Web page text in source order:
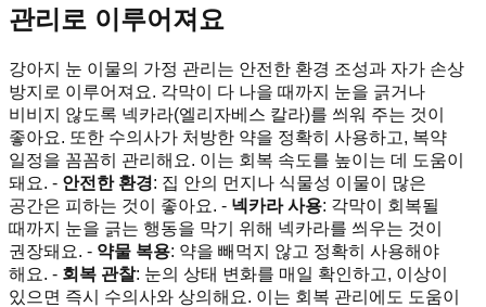
관리로 이루어져요
강아지 눈 이물의 가정 관리는 안전한 환경 조성과 자가 손상
방지로 이루어져요. 각막이 다 나을 때까지 눈을 긁거나
비비지 않도록 넥카라(엘리자베스 칼라)를 씌워 주는 것이
좋아요. 또한 수의사가 처방한 약을 정확히 사용하고, 복약
일정을 꼼꼼히 관리해요. 이는 회복 속도를 높이는 데 도움이
돼요. - 안전한 환경: 집 안의 먼지나 식물성 이물이 많은
공간은 피하는 것이 좋아요. - 넥카라 사용: 각막이 회복될
때까지 눈을 긁는 행동을 막기 위해 넥카라를 씌우는 것이
권장돼요. - 약물 복용: 약을 빼먹지 않고 정확히 사용해야
해요. - 회복 관찰: 눈의 상태 변화를 매일 확인하고, 이상이
있으면 즉시 수의사와 상의해요. 이는 회복 관리에도 도움이